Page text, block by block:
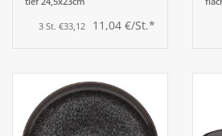
3 St. €33,12 11,04 €/St.*